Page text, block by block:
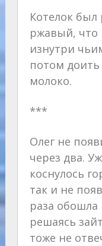
Котелок
ржавый, что
изнутри
потом доить
молоко.
***
Олег не
через два.
коснулось
так и не
раза обошла
решаясь
тоже не